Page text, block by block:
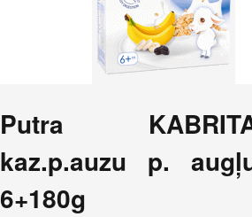
Putra
kaz.p.auzu p.
6+180g